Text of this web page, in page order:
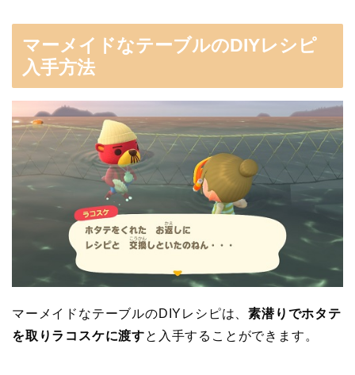
マーメイドなテーブルのDIYレシピ
入手方法
マーメイドなテーブルのDIYレシピは、素潜りでホタテ
を取りラコスケに渡すと入手することができます。